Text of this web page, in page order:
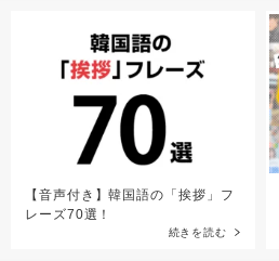
【音声付き】韓国語の「挨拶」フ
レーズ70選！
続きを読む